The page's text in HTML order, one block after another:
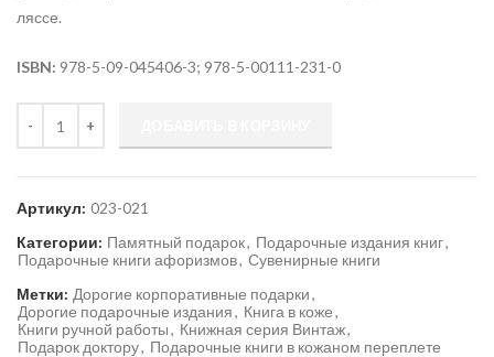
ляссе.
ISBN: 978-5-09-045406-3; 978-5-00111-231-0
Артикул: 023-021
Категории: Памятный подарок, Подарочные издания книг,
Подарочные книги афоризмов, Сувенирные книги
Метки: Дорогие корпоративные подарки,
Дорогие подарочные издания, Книга в коже,
Книги ручной работы, Книжная серия Винтаж,
Подарок доктору, Подарочные книги в кожаном переплете